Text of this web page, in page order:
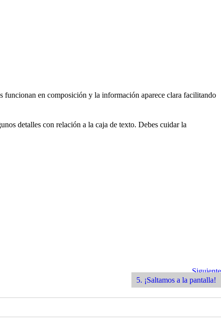
funcionan en composición y la información aparece clara facilitando
detalles con relación a la caja de texto. Debes cuidar la
Siguiente
Entrada
Siguiente
5. ¡Saltamos a la pantalla!